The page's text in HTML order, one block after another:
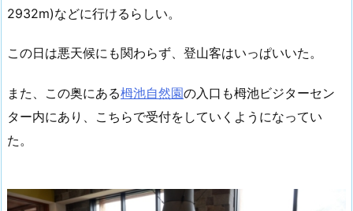
2932m)などに行けるらしい。
この日は悪天候にも関わらず、登山客はいっぱいいた。
また、この奥にある栂池自然園の入口も栂池ビジターセン
ター内にあり、こちらで受付をしていくようになってい
た。